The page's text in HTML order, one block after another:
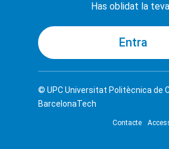
Has oblidat la
© UPCUniversitat Politècnica de
BarcelonaTech
Contacte